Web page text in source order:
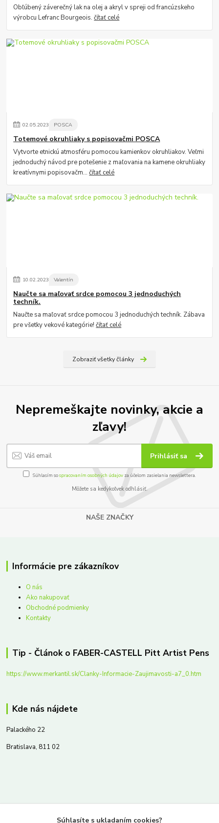
Obľúbený záverečný lak na olej a akryl v spreji od francúzskeho
výrobcu Lefranc Bourgeois.čítať celé
02.05.2023 POSCA
Totemové okruhliaky s popisovačmi POSCA
Vytvorte etnickú atmosféru pomocou kamienkov okruhliakov. Veľmi
jednoduchý návod pre potešenie z maľovania na kamene okruhliaky
kreatívnymi popisovačm...čítať celé
10.02.2023 Valentín
Naučte sa maľovať srdce pomocou 3 jednoduchých
techník.
Naučte sa maľovať srdce pomocou 3 jednoduchých techník. Zábava
pre všetky vekové kategórie!čítať celé
Zobraziť všetky články
Nepremeškajte novinky, akcie a
zľavy!
Prihlásiť sa
Súhlasím sospracovaním osobných údajov za účelom zasielania newslettera.
Môžete sa kedykoľvek odhlásiť.
NAŠE ZNAČKY
Informácie pre zákazníkov
O nás
Ako nakupovať
Obchodné podmienky
Kontakty
Tip - Článok o FABER-CASTELL Pitt Artist Pens
https://www.merkantil.sk/Clanky-Informacie-Zaujimavosti-a7_0.htm
Kde nás nájdete
Palackého 22
Bratislava, 811 02
Súhlasíte s ukladaním cookies?